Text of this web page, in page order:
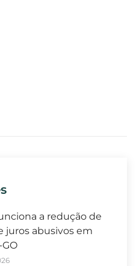
a redução de
juros abusivos em